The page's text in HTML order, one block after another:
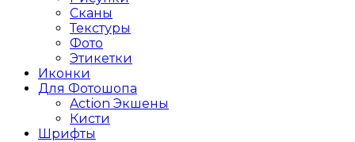
Сканы
Текстуры
Фото
Этикетки
Иконки
Для Фотошопа
Action Экшены
Кисти
Шрифты